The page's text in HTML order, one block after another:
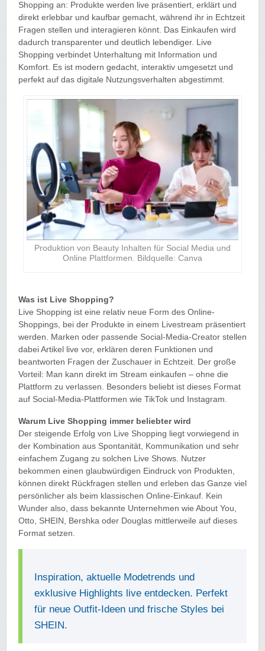
Shopping an: Produkte werden live präsentiert, erklärt und
direkt erlebbar und kaufbar gemacht, während ihr in Echtzeit
Fragen stellen und interagieren könnt. Das Einkaufen wird
dadurch transparenter und deutlich lebendiger. Live
Shopping verbindet Unterhaltung mit Information und
Komfort. Es ist modern gedacht, interaktiv umgesetzt und
perfekt auf das digitale Nutzungsverhalten abgestimmt.
Produktion von Beauty Inhalten für Social Media und
Online Plattformen. Bildquelle: Canva
Was ist Live Shopping?
Live Shopping ist eine relativ neue Form des Online-
Shoppings, bei der Produkte in einem Livestream präsentiert
werden. Marken oder passende Social-Media-Creator stellen
dabei Artikel live vor, erklären deren Funktionen und
beantworten Fragen der Zuschauer in Echtzeit. Der große
Vorteil: Man kann direkt im Stream einkaufen – ohne die
Plattform zu verlassen. Besonders beliebt ist dieses Format
auf Social-Media-Plattformen wie TikTok und Instagram.
Warum Live Shopping immer beliebter wird
Der steigende Erfolg von Live Shopping liegt vorwiegend in
der Kombination aus Spontanität, Kommunikation und sehr
einfachem Zugang zu solchen Live Shows. Nutzer
bekommen einen glaubwürdigen Eindruck von Produkten,
können direkt Rückfragen stellen und erleben das Ganze viel
persönlicher als beim klassischen Online-Einkauf. Kein
Wunder also, dass bekannte Unternehmen wie About You,
Otto, SHEIN, Bershka oder Douglas mittlerweile auf dieses
Format setzen.
Inspiration, aktuelle Modetrends und
exklusive Highlights live entdecken. Perfekt
für neue Outfit-Ideen und frische Styles bei
SHEIN.